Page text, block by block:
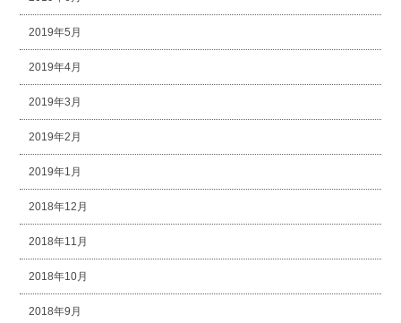
2019年5月
2019年4月
2019年3月
2019年2月
2019年1月
2018年12月
2018年11月
2018年10月
2018年9月